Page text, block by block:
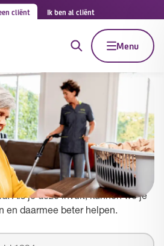
cliënt Ik ben al cliënt
Menu
om betere resultaten te
Zevenaar maar hebt nog
Als je deze invult, kunnen we je
en daarmee beter helpen.